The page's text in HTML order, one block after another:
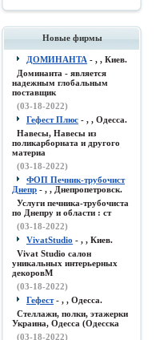
Новые фирмы
ДОМИНАНТА - , , Киев.
Доминанта - является
надежным глобальным
поставщик
(03-18-2022)
Гефест Плюс - , , Одесса.
Навесы, Навесы из
поликарборната и другого
материа
(03-18-2022)
ФОП Печник-трубочист
Днепр - , , Днепропетровск.
Услуги печника-трубочиста
по Днепру и области : ст
(03-18-2022)
VivatStudio - , , Киев.
Vivat Studio салон
уникальных интерьерных
декоровМ
(03-18-2022)
Гефест- , , Одесса.
Стеллажи, полки, этажерки
Украина, Одесса (Одесска
(03-18-2022)